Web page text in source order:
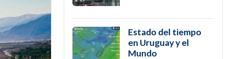
Estado del tiempo
en Uruguay y el
Mundo